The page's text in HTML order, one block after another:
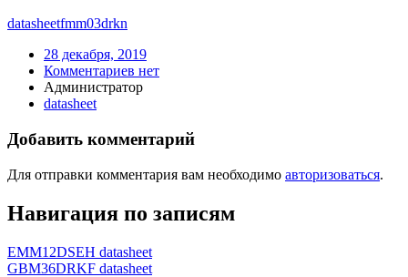
datasheetfmm03drkn
28 декабря, 2019
Комментариев нет
Администратор
datasheet
Добавить комментарий
Для отправки комментария вам необходимо авторизоваться.
Навигация по записям
EMM12DSEH datasheet
GBM36DRKF datasheet